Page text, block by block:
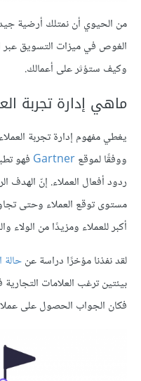
من الحيوي أن نمتلك أرضية
الغوص في ميزات التسويق عبر
وكيف ستؤثر على أعمالك.
ماهي إدارة تجربة
يغطي مفهوم إدارة تجربة
ووفقًا لموقعGartner فهو
ردود أفعال العملاء. إنّ الهدف
مستوى توقع العملاء وحتى
أكبر للعملاء ومزيدًا من الولاء
لقد نفذنا مؤخرًا دراسة عنحالة
فكان الجواب الحصول على